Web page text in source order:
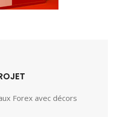
Forex avec décors